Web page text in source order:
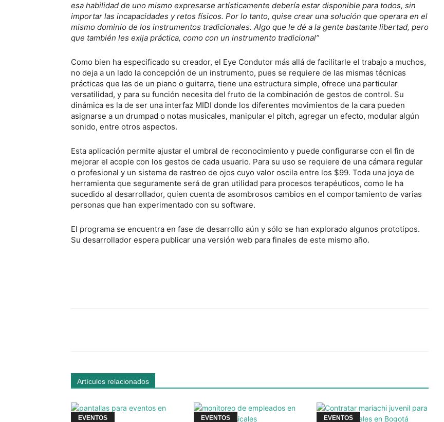
esa habilidad de uno mismo expresarse artísticamente debería estar disponible para todos, sin
importar las incapacidades y retos físicos. Por lo tanto, quise crear una solución que operara en el
mismo dominio de los instrumentos tradicionales. Algo que le dé a la gente bastante libertad, pero
que también les exija práctica, como con un instrumento tradicional”
Como bien ha especificado su creador, el Eye Condutor más allá de facilitarle el trabajo a muchos,
no deja a un lado la concepción de un instrumento, pues se requiere de las mismas técnicas
prácticas que las de un piano o guitarra, tiene una estructura simple, ofrece una particular
versatilidad, y para su función necesita del fruto de la combinación de gestos de control. Su
dinámica es la de ser una interfaz MIDI donde los diferentes movimientos de la cara pueden
asignarse a un drumpad o notas musicales, manipular el pitch, agregar un efecto, modular algún
sonido, entre otros aspectos.
Esta aplicación permite ajustar el umbral de reconocimiento y puede configurarse con el fin de
mejorar el acople con los gestos de cada usuario. Para su uso se requiere de una cámara regular
o profesional y un sistema de rastreo de ojos cuyo valor oscila entre los $99. Toda una joya de
herramienta que seguramente será de gran utilidad para procesos terapéuticos, como le ha
sucedido al desarrollador, quien cuenta de asombrosos cambios en el comportamiento de varias
personas que han experimentado con su software.
El programa se encuentra en fase de desarrollo aún y sólo se han explorado algunos prototipos.
Su desarrollador espera publicar una versión web para finales de este mismo año.
Artículos relacionados
EVENTOS EVENTOS EVENTOS